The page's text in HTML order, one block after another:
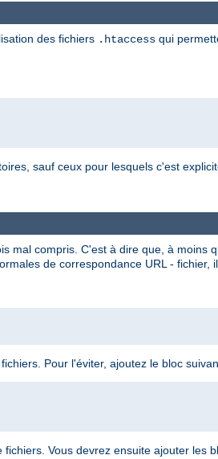
des fichiers .htaccess qui
sauf ceux pour lesquels c'est
mal compris. C'est à dire que, à moins
de correspondance URL - fichier,
Pour l'éviter, ajoutez le bloc
Vous devrez ensuite ajouter les